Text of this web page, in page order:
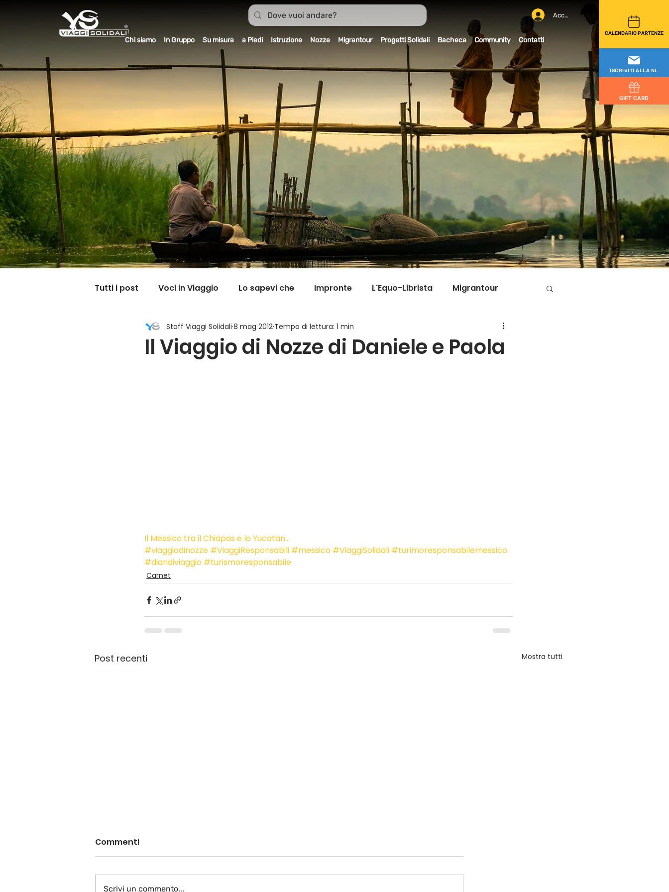
CALENDARIO PARTENZE
Accedi
ISCRIVITI ALLA NL
GIFT CARD
Chi siamo In Gruppo Su misura a Piedi Istruzione Nozze Migrantour Progetti Solidali Bacheca Community Contatti
Tutti i post Voci in Viaggio Lo sapevi che Impronte L'Equo-Librista Migrantour
Dicono di noi Carnet Good News I Viaggi della Tarta
Il Viaggio di Nozze di Daniele e Paola
Staff Viaggi Solidali 8 mag 2012 Tempo di lettura: 1 min
Il Messico tra il Chiapas e lo Yucatan…
#viaggiodinozze #ViaggiResponsabili #messico #ViaggiSolidali #turimoresponsabilemessico
#diaridiviaggio #turismoresponsabile
Carnet
Post recenti Mostra tutti
Commenti
Scrivi un commento...